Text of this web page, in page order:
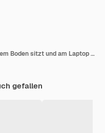
Freiberuflicher Mann, der auf dem Boden sitzt und am Laptop arbeitet, Arbeit zu Hause Illustration
gefallen